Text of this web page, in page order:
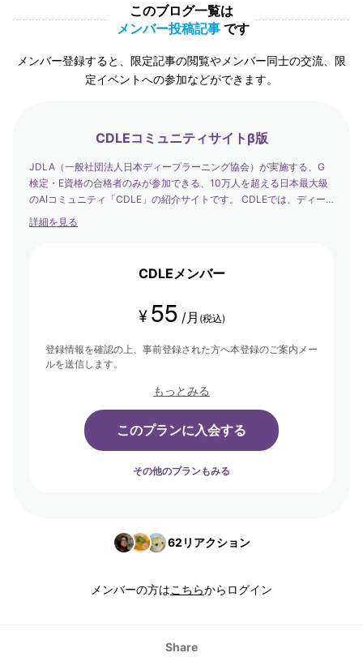
このブログ一覧は
メンバー投稿記事 です
メンバー登録すると、限定記事の閲覧やメンバー同士の交流、限
定イベントへの参加などができます。
CDLEコミュニティサイトβ版
JDLA（一般社団法人日本ディープラーニング協会）が実施する、G
検定・E資格の合格者のみが参加できる、10万人を超える日本最大級
のAIコミュニティ「CDLE」の紹介サイトです。 CDLEでは、ディー
プラーニングの社会実装の日本代表として、社会を発展させるエバン
詳細を見る
CDLEメンバー
¥ 55 /月 (税込)
登録情報を確認の上、事前登録された方へ本登録のご案内メー
ルを送信します。
もっとみる
このプランに入会する
その他のプランもみる
62 リアクション
メンバーの方はこちらからログイン
Share